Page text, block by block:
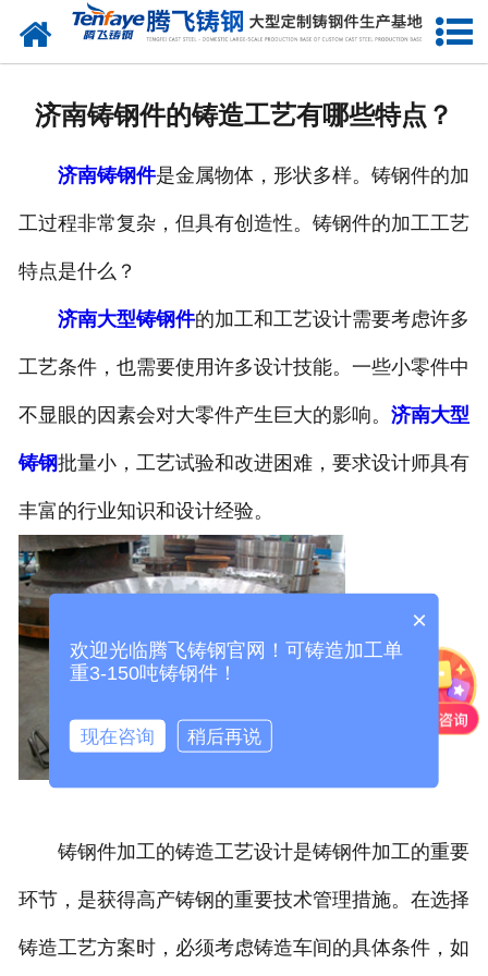
网站首页
生产能力
联系我们
济南铸钢件的铸造工艺有哪些特点？
济南铸钢件是金属物体，形状多样。铸钢件的加
工过程非常复杂，但具有创造性。铸钢件的加工工艺
特点是什么？
济南大型铸钢件的加工和工艺设计需要考虑许多
工艺条件，也需要使用许多设计技能。一些小零件中
不显眼的因素会对大零件产生巨大的影响。 济南大型
铸钢批量小，工艺试验和改进困难，要求设计师具有
丰富的行业知识和设计经验。
铸钢件加工的铸造工艺设计是铸钢件加工的重要
环节，是获得高产铸钢的重要技术管理措施。在选择
铸造工艺方案时，必须考虑铸造车间的具体条件，如
×
欢迎光临腾飞铸钢官网！可铸造加工单
重3-150吨铸钢件！
现在咨询 稍后再说